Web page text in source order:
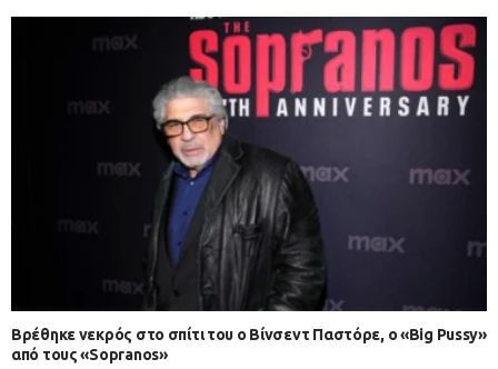
Βρέθηκε νεκρός στο σπίτι του ο Βίνσεντ Παστόρε, ο «Big Pussy»
από τους «Sopranos»